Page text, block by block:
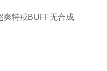
爽特戒BUFF无合成